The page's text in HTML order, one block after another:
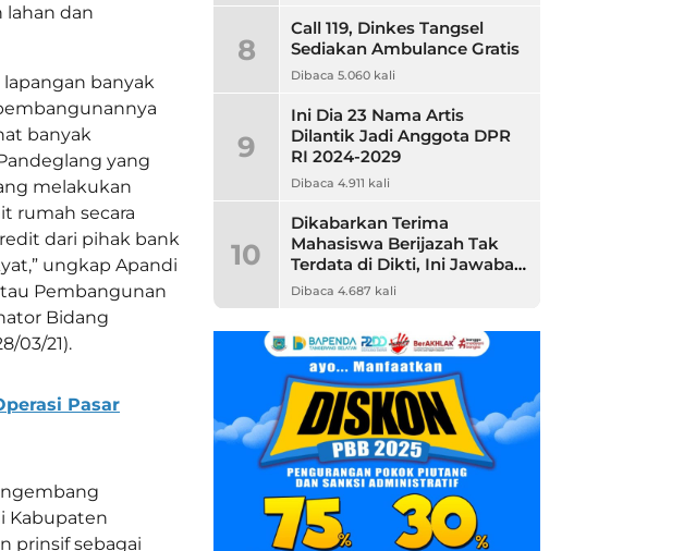
dan
banyak
banyak
yang
melakukan
rumah secara
dari pihak bank
ungkap Apandi
Pembangunan
Bidang
03/21).
Pasar
Kabupaten
prinsif sebagai
8
Call 119, Dinkes Tangsel
Sediakan Ambulance Gratis
Dibaca 5.060 kali
9
Ini Dia 23 Nama Artis
Dilantik Jadi Anggota DPR
RI 2024-2029
Dibaca 4.911 kali
10
Dikabarkan Terima
Mahasiswa Berijazah Tak
Terdata di Dikti, Ini Jawaban
Unpam
Dibaca 4.687 kali